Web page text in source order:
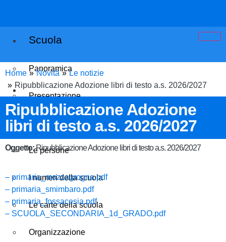
Cod.Mecc:CHIC80700E
Scuola
Panoramica
Presentazione
I luoghi
Le persone
I numeri della scuola
Le carte della scuola
Organizzazione
Home Novità
Le notizie
Ripubblicazione Adozione libri di testo a.s. 2026/2027
Ripubblicazione Adozione
libri di testo a.s. 2026/2027
Oggetto:Ripubblicazione Adozione libri di testo a.s. 2026/2027
– primaria_mozzagrogna.pdf
– primaria_smimbaro.pdf
– primaria_fossacesia.pdf
– SCUOLA_SECONDARIA_1d_GRADO.pdf